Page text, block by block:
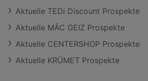
Aktuelle TEDi Discount Prospekte
Aktuelle MÄC GEIZ Prospekte
Aktuelle CENTERSHOP Prospekte
Aktuelle KRÜMET Prospekte